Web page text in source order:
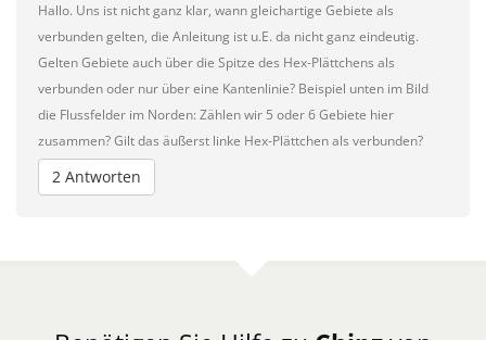
Hallo. Uns ist nicht ganz klar, wann gleichartige Gebiete als
verbunden gelten, die Anleitung ist u.E. da nicht ganz eindeutig.
Gelten Gebiete auch über die Spitze des Hex-Plättchens als
verbunden oder nur über eine Kantenlinie? Beispiel unten im Bild
die Flussfelder im Norden: Zählen wir 5 oder 6 Gebiete hier
zusammen? Gilt das äußerst linke Hex-Plättchen als verbunden?
2 Antworten